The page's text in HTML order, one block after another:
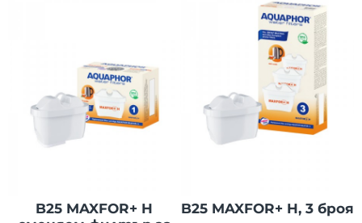
B25 MAXFOR+ H
B25 MAXFOR+ H, 3 броя